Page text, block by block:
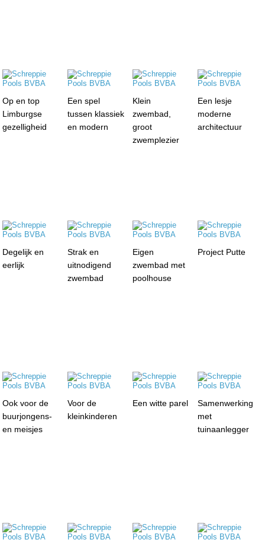
Op en top
Limburgse
gezelligheid
Een spel
tussen klassiek
en modern
Klein
zwembad,
groot
zwemplezier
Een lesje
moderne
architectuur
Degelijk en
eerlijk
Strak en
uitnodigend
zwembad
Eigen
zwembad met
poolhouse
Project Putte
Ook voor de
buurjongens-
en meisjes
Voor de
kleinkinderen
Een witte parel
Samenwerking
met
tuinaanlegger